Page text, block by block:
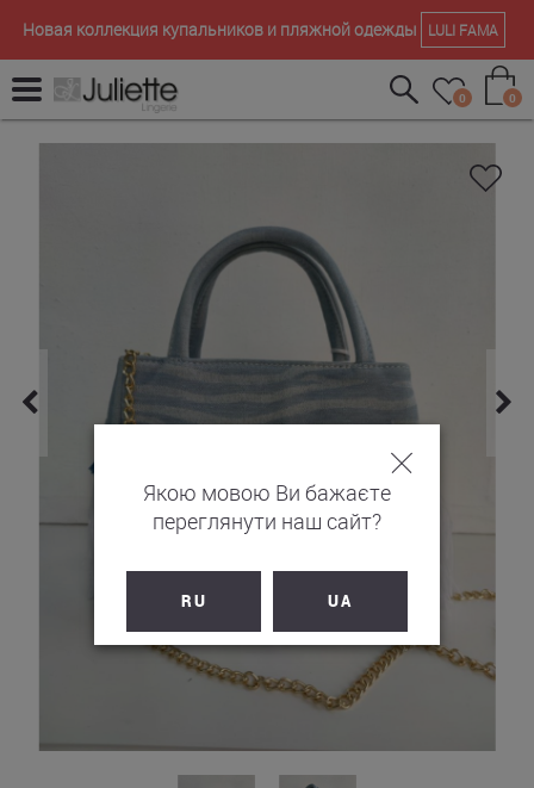
Новая коллекция купальников и пляжной одежды LULI FAMA
0 0
Якою мовою Ви бажаєте
переглянути наш сайт?
RU UA